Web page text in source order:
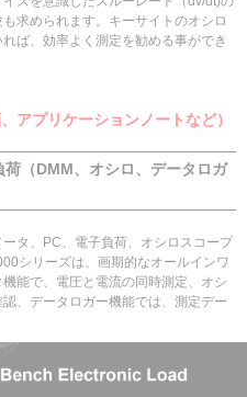
求められます。キーサイトのオシロ
ば、効率よく測定を勧める事ができ
アプリケーションノートなど）
（DMM、オシロ、データロガ
タ、PC、電子負荷、オシロスコープ
シリーズは、画期的なオールインワ
能で、電圧と電流の同時測定、オシ
、データロガー機能では、測定デー